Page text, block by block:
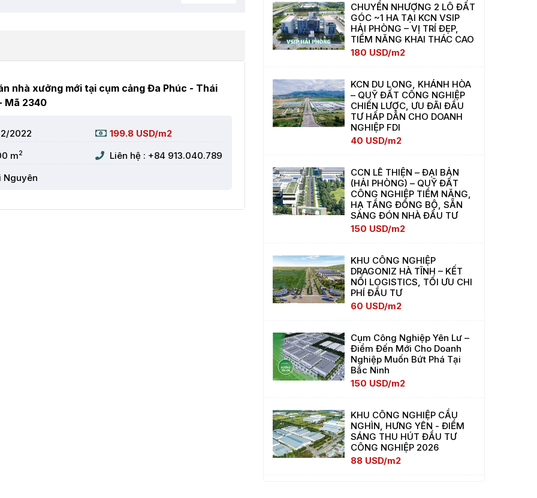
nhà xưởng mới tại cụm cảng Đa Phúc - Thái
Mã 2340
2022
199.8 USD/m2
m2
Liên hệ : +84 913.040.789
Nguyên
CHUYỂN NHƯỢNG 2 LÔ ĐẤT
GÓC ~1 HA TẠI KCN VSIP
HẢI PHÒNG – VỊ TRÍ ĐẸP,
TIỀM NĂNG KHAI THÁC CAO
180 USD/m2
KCN DU LONG, KHÁNH HÒA
– QUỸ ĐẤT CÔNG NGHIỆP
CHIẾN LƯỢC, ƯU ĐÃI ĐẦU
TƯ HẤP DẪN CHO DOANH
NGHIỆP FDI
40 USD/m2
CCN LÊ THIỆN – ĐẠI BẢN
(HẢI PHÒNG) – QUỸ ĐẤT
CÔNG NGHIỆP TIỀM NĂNG,
HẠ TẦNG ĐỒNG BỘ, SẴN
SÀNG ĐÓN NHÀ ĐẦU TƯ
150 USD/m2
KHU CÔNG NGHIỆP
DRAGONIZ HÀ TĨNH – KẾT
NỐI LOGISTICS, TỐI ƯU CHI
PHÍ ĐẦU TƯ
60 USD/m2
Cụm Công Nghiệp Yên Lư –
Điểm Đến Mới Cho Doanh
Nghiệp Muốn Bứt Phá Tại
Bắc Ninh
150 USD/m2
KHU CÔNG NGHIỆP CẦU
NGHÌN, HƯNG YÊN - ĐIỂM
SÁNG THU HÚT ĐẦU TƯ
CÔNG NGHIỆP 2026
88 USD/m2